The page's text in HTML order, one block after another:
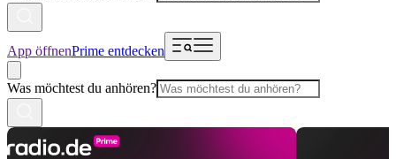
App öffnenPrime entdecken
Was möchtest du anhören?